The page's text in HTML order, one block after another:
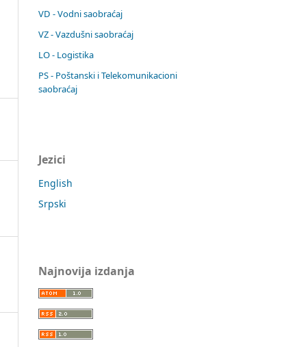
VD - Vodni saobraćaj
VZ - Vazdušni saobraćaj
LO - Logistika
PS - Poštanski i Telekomunikacioni
saobraćaj
Jezici
English
Srpski
Najnovija izdanja